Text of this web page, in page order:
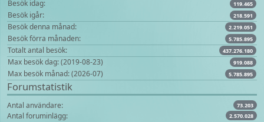
Besök idag: 119.465
Besök igår: 218.591
Besök denna månad: 2.219.051
Besök förra månaden: 5.785.895
Totalt antal besök: 437.276.180
Max besök dag: (2019-08-23) 919.088
Max besök månad: (2026-07) 5.785.895
Forumstatistik
Antal användare: 73.203
Antal foruminlägg: 2.570.028